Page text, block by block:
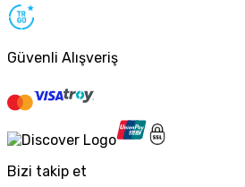
Güvenli Alışveriş
Bizi takip et